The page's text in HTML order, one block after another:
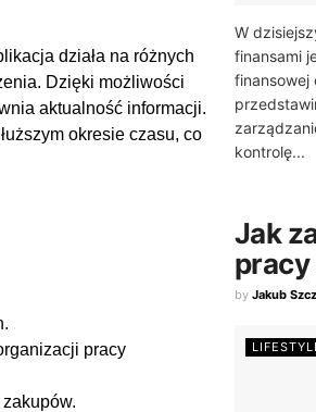
działa na różnych
Dzięki możliwości
aktualność informacji.
okresie czasu, co
pracy
W
finansami
finansowej
kontrolę...
Jak
by Jakub